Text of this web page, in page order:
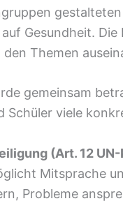
Gesundheit.
Themen
gemeinsam
Schüler viele
(Art. 12
Mitsprache
Probleme